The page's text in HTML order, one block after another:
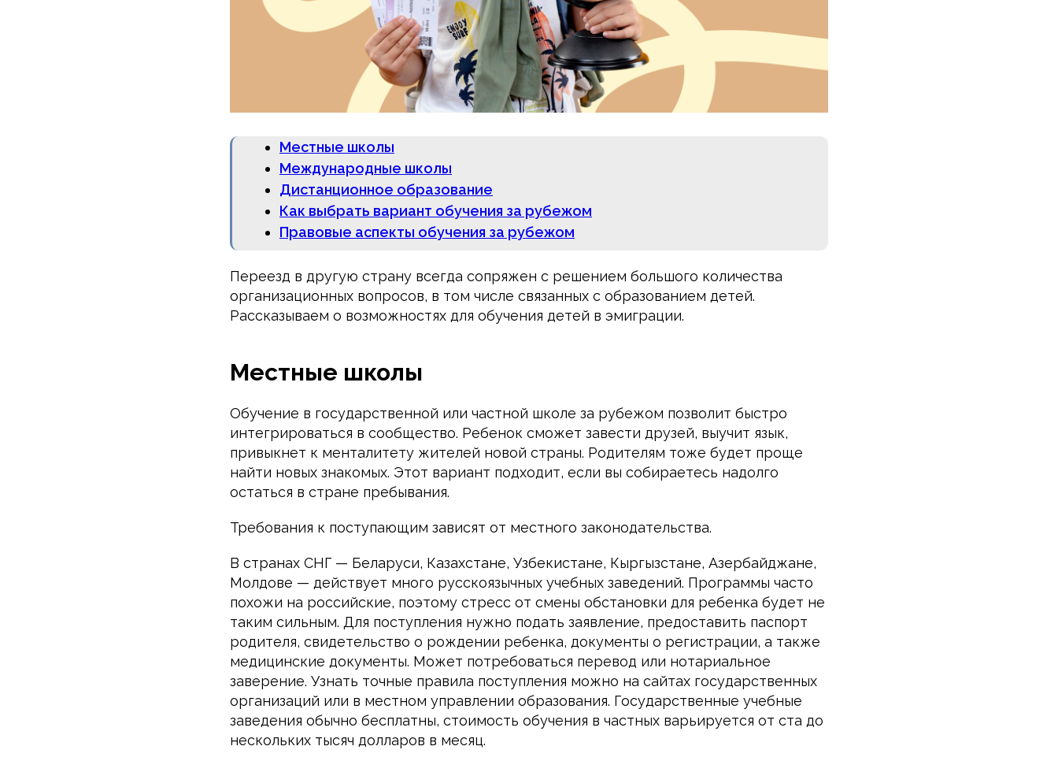
Местные школы
Международные школы
Дистанционное образование
Как выбрать вариант обучения за рубежом
Правовые аспекты обучения за рубежом
Переезд в другую страну всегда сопряжен с решением большого количества
организационных вопросов, в том числе связанных с образованием детей.
Рассказываем о возможностях для обучения детей в эмиграции.
Местные школы
Обучение в государственной или частной школе за рубежом позволит быстро
интегрироваться в сообщество. Ребенок сможет завести друзей, выучит язык,
привыкнет к менталитету жителей новой страны. Родителям тоже будет проще
найти новых знакомых. Этот вариант подходит, если вы собираетесь надолго
остаться в стране пребывания.
Требования к поступающим зависят от местного законодательства.
В странах СНГ — Беларуси, Казахстане, Узбекистане, Кыргызстане, Азербайджане,
Молдове — действует много русскоязычных учебных заведений. Программы часто
похожи на российские, поэтому стресс от смены обстановки для ребенка будет не
таким сильным. Для поступления нужно подать заявление, предоставить паспорт
родителя, свидетельство о рождении ребенка, документы о регистрации, а также
медицинские документы. Может потребоваться перевод или нотариальное
заверение. Узнать точные правила поступления можно на сайтах государственных
организаций или в местном управлении образования. Государственные учебные
заведения обычно бесплатны, стоимость обучения в частных варьируется от ста до
нескольких тысяч долларов в месяц.